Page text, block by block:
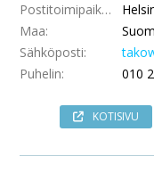
Postitoimipaikka:
Maa:
Sähköposti:
Puhelin:
010
KOTISIVU